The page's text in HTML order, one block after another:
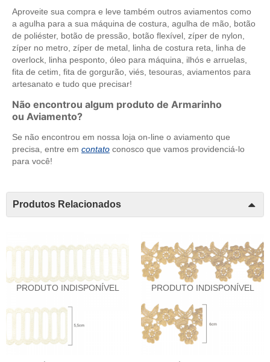
Aproveite sua compra e leve também outros aviamentos como
a agulha para a sua máquina de costura, agulha de mão, botão
de poliéster, botão de pressão, botão flexível, zíper de nylon,
zíper no metro, zíper de metal, linha de costura reta, linha de
overlock, linha pesponto, óleo para máquina, ilhós e arruelas,
fita de cetim, fita de gorgurão, viés, tesouras, aviamentos para
artesanato e tudo que precisar!
Não encontrou algum produto de Armarinho
ou Aviamento?
Se não encontrou em nossa loja on-line o aviamento que
precisa, entre em contato conosco que vamos providenciá-lo
para você!
Produtos Relacionados